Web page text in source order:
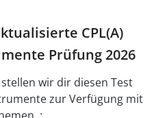
CPL(A)
Prüfung 2026
wir dir diesen Test
zur Verfügung mit